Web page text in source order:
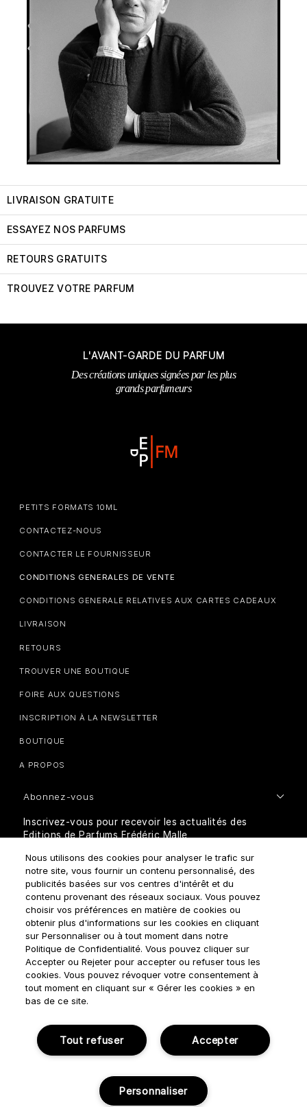
LIVRAISON GRATUITE
ESSAYEZ NOS PARFUMS
RETOURS GRATUITS
TROUVEZ VOTRE PARFUM
L'AVANT-GARDE DU PARFUM
Des créations uniques signées par les plus
grands parfumeurs
PETITS FORMATS 10ML
CONTACTEZ-NOUS
CONTACTER LE FOURNISSEUR
CONDITIONS GENERALES DE VENTE
CONDITIONS GENERALE RELATIVES AUX CARTES CADEAUX
LIVRAISON
RETOURS
TROUVER UNE BOUTIQUE
FOIRE AUX QUESTIONS
INSCRIPTION À LA NEWSLETTER
BOUTIQUE
A PROPOS
Abonnez-vous
Inscrivez-vous pour recevoir les actualités des
Editions de Parfums Frédéric Malle
Comment traitons-nous vos données personnelles?
Règles d'utilisation Politique de confidentialité
© NOUVELLES ÉDITIONS DE PARFUMS 2018
Nous utilisons des cookies pour analyser le trafic sur
notre site, vous fournir un contenu personnalisé, des
publicités basées sur vos centres d'intérêt et du
contenu provenant des réseaux sociaux. Vous pouvez
choisir vos préférences en matière de cookies ou
obtenir plus d'informations sur les cookies en cliquant
sur Personnaliser ou à tout moment dans notre
Politique de Confidentialité. Vous pouvez cliquer sur
Accepter ou Rejeter pour accepter ou refuser tous les
cookies. Vous pouvez révoquer votre consentement à
tout moment en cliquant sur « Gérer les cookies » en
bas de ce site.
Accepter
Tout refuser
Personnaliser